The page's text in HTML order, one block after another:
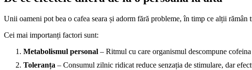
Unii oameni pot bea o cafea seara și adorm fără probleme, în timp ce alții
Cei mai importanți factori sunt:
Metabolismul personal – Ritmul cu care organismul descompune
Toleranța – Consumul zilnic ridicat reduce senzația de stimulare, dar